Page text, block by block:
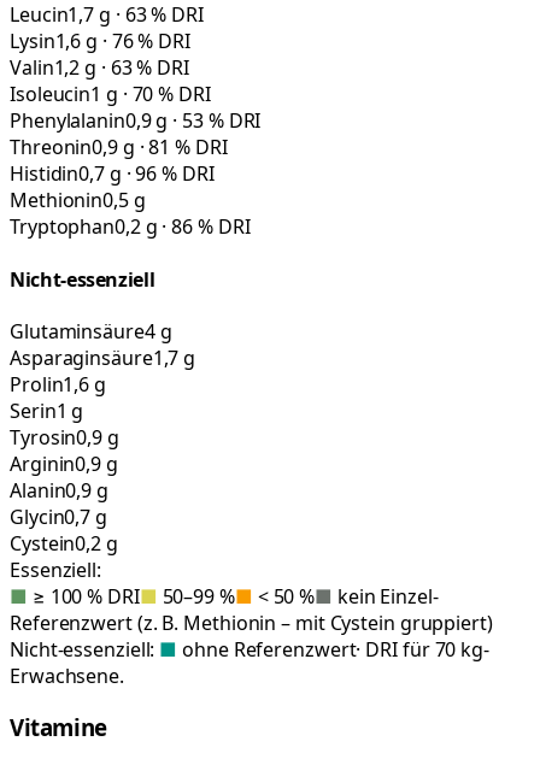
Leucin1,7 g · 63 % DRI
Lysin1,6 g · 76 % DRI
Valin1,2 g · 63 % DRI
Isoleucin1 g · 70 % DRI
Phenylalanin0,9 g · 53 % DRI
Threonin0,9 g · 81 % DRI
Histidin0,7 g · 96 % DRI
Methionin0,5 g
Tryptophan0,2 g · 86 % DRI
Nicht-essenziell
Glutaminsäure4 g
Asparaginsäure1,7 g
Prolin1,6 g
Serin1 g
Tyrosin0,9 g
Arginin0,9 g
Alanin0,9 g
Glycin0,7 g
Cystein0,2 g
Essenziell:
■ ≥ 100 % DRI■ 50–99 %■ < 50 %■ kein Einzel-
Referenzwert (z. B. Methionin – mit Cystein gruppiert)
Nicht-essenziell: ■ ohne Referenzwert· DRI für 70 kg-
Erwachsene.
Vitamine